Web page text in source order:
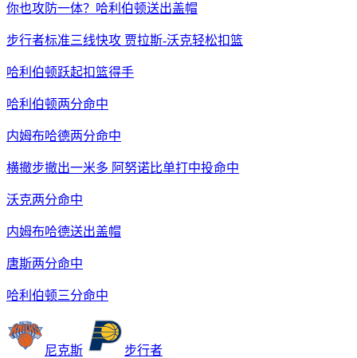
你也攻防一体？哈利伯顿送出盖帽
步行者标准三线快攻 贾拉斯-沃克轻松扣篮
哈利伯顿跃起扣篮得手
哈利伯顿两分命中
内姆布哈德两分命中
横撤步撤出一米多 阿努诺比单打中投命中
沃克两分命中
内姆布哈德送出盖帽
唐斯两分命中
哈利伯顿三分命中
尼克斯
步行者